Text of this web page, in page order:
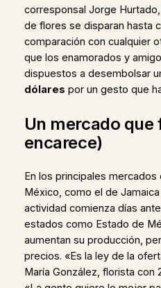
corresponsal Jorge
de flores se disparan hasta
comparación con cualquier
que los enamorados y
dispuestos a desembolsar
dólares por un gesto que
Un mercado que
encarece)
En los principales
México, como el de
actividad comienza días
estados como Estado de
aumentan su producción,
precios. «Es la ley de la
María González, florista con